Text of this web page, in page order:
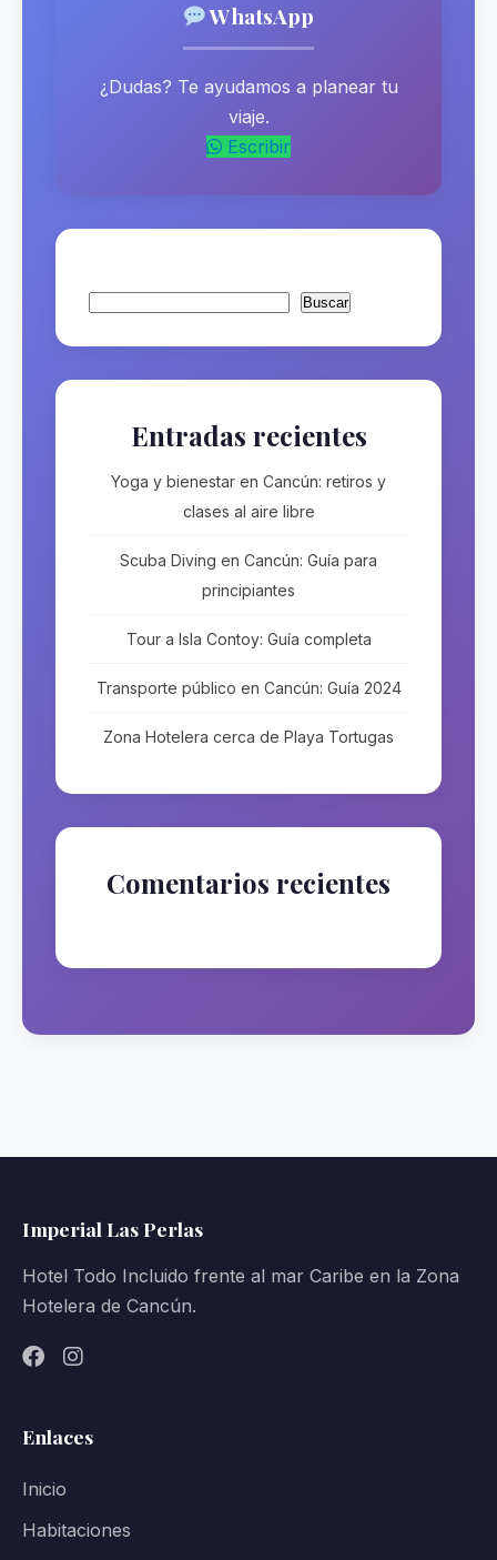
WhatsApp
¿Dudas? Te ayudamos a planear tu
viaje.
Escribir
Buscar
Entradas recientes
Yoga y bienestar en Cancún: retiros y
clases al aire libre
Scuba Diving en Cancún: Guía para
principiantes
Tour a Isla Contoy: Guía completa
Transporte público en Cancún: Guía 2024
Zona Hotelera cerca de Playa Tortugas
Comentarios recientes
Imperial Las Perlas
Hotel Todo Incluido frente al mar Caribe en la Zona
Hotelera de Cancún.
Enlaces
Inicio
Habitaciones